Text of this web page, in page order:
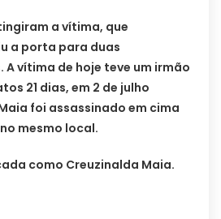
a vítima, que
a porta para duas
A vítima de hoje teve um irmão
21 dias, em 2 de julho
foi assassinado em cima
mesmo local.
como Creuzinalda Maia.